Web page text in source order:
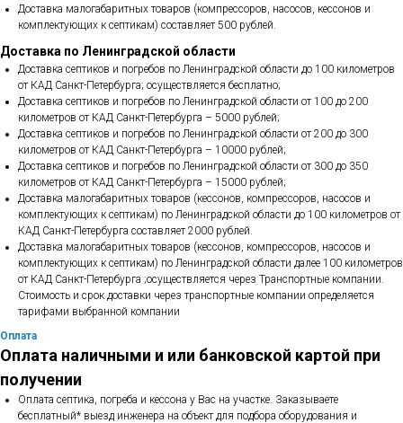
Доставка малогабаритных товаров (компрессоров, насосов, кессонов и
комплектующих к септикам) составляет 500 рублей.
Доставка по Ленинградской области
Доставка септиков и погребов по Ленинградской области до 100 километров
от КАД Санкт-Петербурга; осуществляется бесплатно;
Доставка септиков и погребов по Ленинградской области от 100 до 200
километров от КАД Санкт-Петербурга – 5000 рублей;
Доставка септиков и погребов по Ленинградской области от 200 до 300
километров от КАД Санкт-Петербурга – 10000 рублей;
Доставка септиков и погребов по Ленинградской области от 300 до 350
километров от КАД Санкт-Петербурга – 15000 рублей;
Доставка малогабаритных товаров (кессонов, компрессоров, насосов и
комплектующих к септикам) по Ленинградской области до 100 километров от
КАД Санкт-Петербурга составляет 2000 рублей.
Доставка малогабаритных товаров (кессонов, компрессоров, насосов и
комплектующих к септикам) по Ленинградской области далее 100 километров
от КАД Санкт-Петербурга ;осуществляется через Транспортные компании.
Стоимость и срок доставки через транспортные компании определяется
тарифами выбранной компании
Оплата
Оплата наличными и или банковской картой при
получении
Оплата септика, погреба и кессона у Вас на участке. Заказываете
бесплатный* выезд инженера на объект для подбора оборудования и